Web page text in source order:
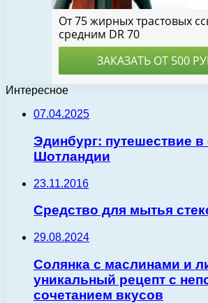
Интересное
07.04.2025
Эдинбург: путешествие в
Шотландии
23.11.2016
Средство для мытья
29.08.2024
Солянка с маслинами и
уникальный рецепт с
сочетанием вкусов